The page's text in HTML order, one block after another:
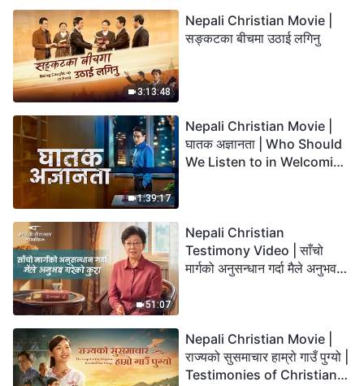
3:13:48
Nepali Christian Movie |
सङ्कटका बीचमा उठाई लगिनु
1:39:17
Nepali Christian Movie |
घातक अज्ञानता | Who Should
We Listen to in Welcoming
51:07
Nepali Christian
Testimony Video | साँचो
मार्गको अनुसन्धान गर्दा मैले अनुभव
Nepali Christian Movie |
राज्यको सुसमाचार हाम्रो गाउँ पुग्यो |
Testimonies of Christians